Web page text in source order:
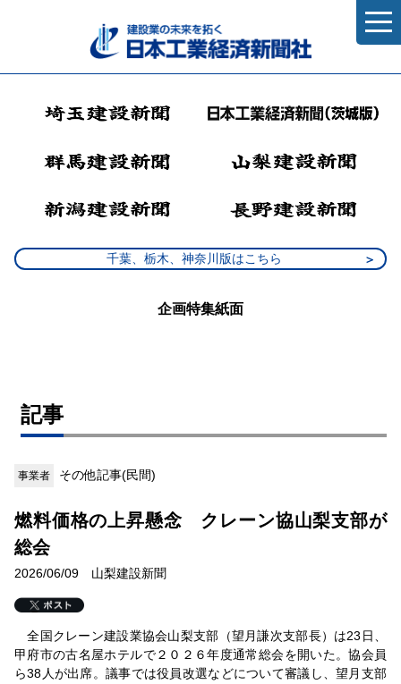
千葉、栃木、神奈川版はこちら
企画特集紙面
記事
事業者 その他記事(民間)
燃料価格の上昇懸念 クレーン協山梨支部が
総会
2026/06/09 山梨建設新聞
全国クレーン建設業協会山梨支部（望月謙次支部長）は23日、
甲府市の古名屋ホテルで２０２６年度通常総会を開いた。協会員
ら38人が出席。議事では役員改選などについて審議し、望月支部